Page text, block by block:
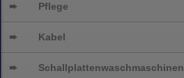
➨ Pflege
➨ Kabel
➨ Schallplattenwaschmaschinen